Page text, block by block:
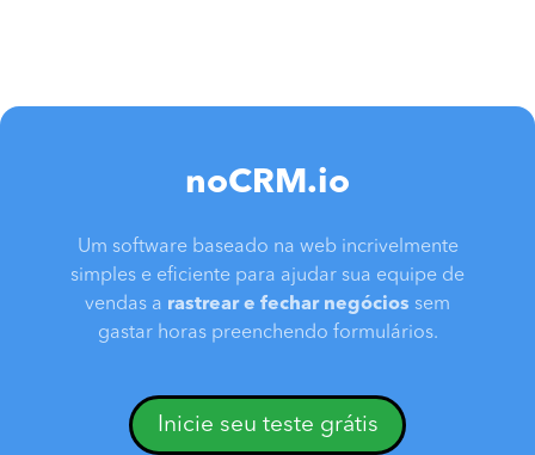
noCRM.io
Um software baseado na web incrivelmente
simples e eficiente para ajudar sua equipe de
vendas a rastrear e fechar negócios sem
gastar horas preenchendo formulários.
Inicie seu teste grátis